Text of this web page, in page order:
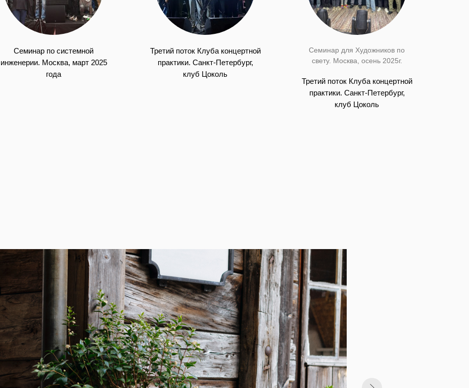
Семинар по системной
инженерии. Москва, март 2025
года
Третий поток Клуба концертной
практики. Санкт-Петербург,
клуб Цоколь
Семинар для Художников по
свету. Москва, осень 2025г.
Третий поток Клуба концертной
практики. Санкт-Петербург,
клуб Цоколь